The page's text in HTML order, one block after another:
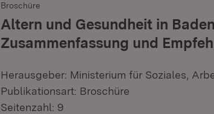
Broschüre
Altern und Gesundheit in
Zusammenfassung und
Herausgeber: Ministerium für Soziales,
Publikationsart: Broschüre
Seitenzahl: 9